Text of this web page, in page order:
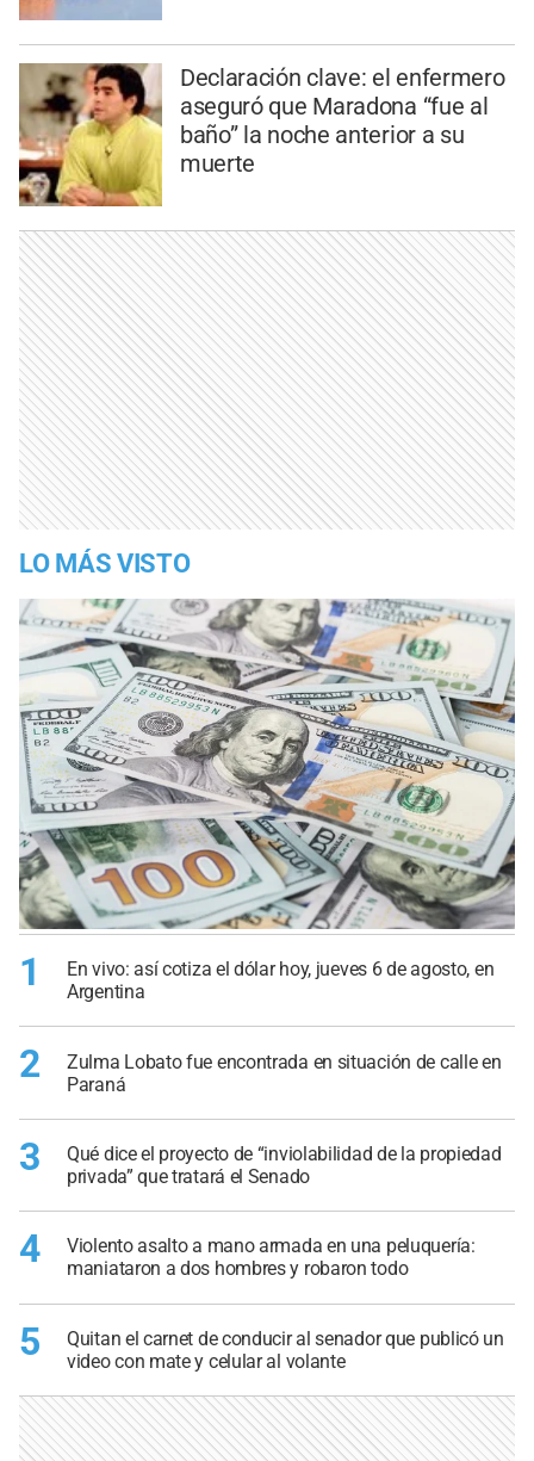
Declaración clave: el enfermero
aseguró que Maradona “fue al
baño” la noche anterior a su
muerte
LO MÁS VISTO
1
En vivo: así cotiza el dólar hoy, jueves 6 de agosto, en
Argentina
2
Zulma Lobato fue encontrada en situación de calle en
Paraná
3
Qué dice el proyecto de “inviolabilidad de la propiedad
privada” que tratará el Senado
4
Violento asalto a mano armada en una peluquería:
maniataron a dos hombres y robaron todo
5
Quitan el carnet de conducir al senador que publicó un
video con mate y celular al volante